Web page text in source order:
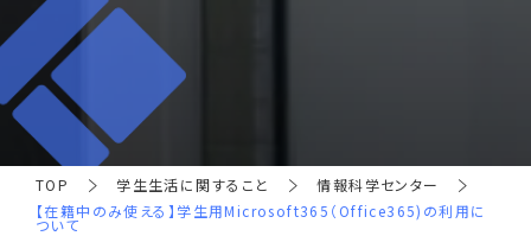
TOP 学生生活に関すること
情報科学センター
【在籍中のみ使える】学生用Microsoft365（Office365)の利用に
ついて